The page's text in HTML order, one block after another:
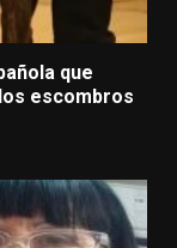
que
escombros